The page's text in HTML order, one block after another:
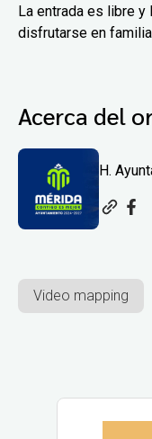
La entrada es libre y
disfrutarse en
Acerca del
H.
Video mapping